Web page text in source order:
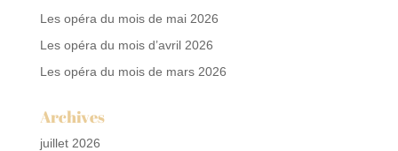
Les opéra du mois de mai 2026
Les opéra du mois d’avril 2026
Les opéra du mois de mars 2026
Archives
juillet 2026